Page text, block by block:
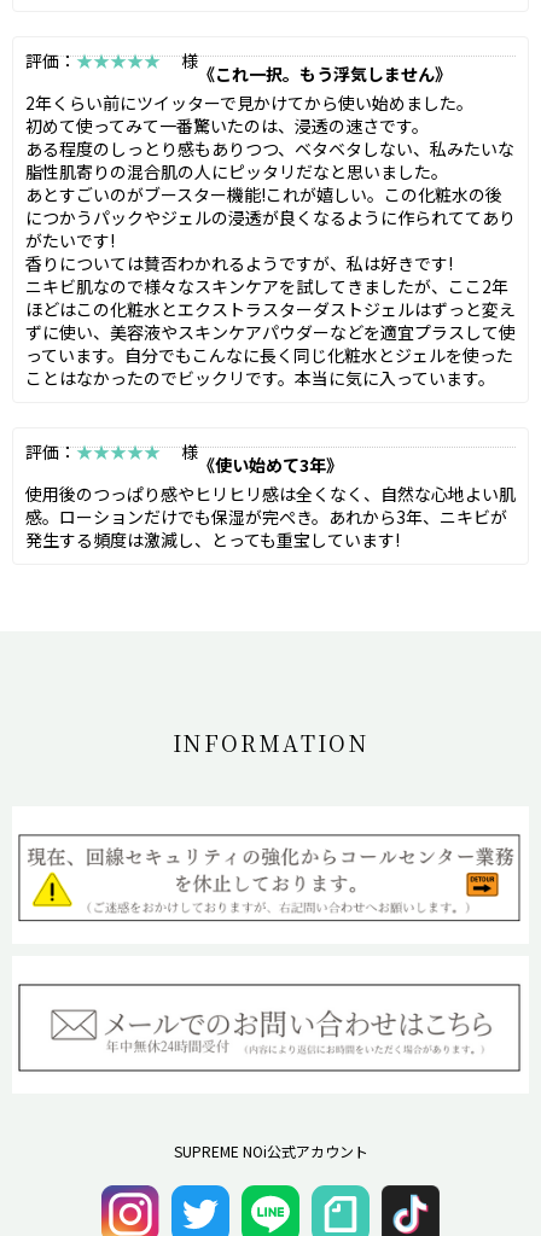
評価：★★★★★様
《これ一択。もう浮気しません》
2年くらい前にツイッターで見かけてから使い始めました。
初めて使ってみて一番驚いたのは、浸透の速さです。
ある程度のしっとり感もありつつ、ベタベタしない、私みたいな
脂性肌寄りの混合肌の人にピッタリだなと思いました。
あとすごいのがブースター機能!これが嬉しい。この化粧水の後
につかうパックやジェルの浸透が良くなるように作られててあり
がたいです!
香りについては賛否わかれるようですが、私は好きです!
ニキビ肌なので様々なスキンケアを試してきましたが、ここ2年
ほどはこの化粧水とエクストラスターダストジェルはずっと変え
ずに使い、美容液やスキンケアパウダーなどを適宜プラスして使
っています。自分でもこんなに長く同じ化粧水とジェルを使った
ことはなかったのでビックリです。本当に気に入っています。
評価：★★★★★様
《使い始めて3年》
使用後のつっぱり感やヒリヒリ感は全くなく、自然な心地よい肌
感。ローションだけでも保湿が完ぺき。あれから3年、ニキビが
発生する頻度は激減し、とっても重宝しています!
INFORMATION
SUPREME NOi公式アカウント